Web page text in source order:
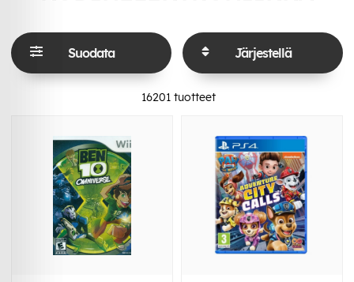
Suodata Järjestellä
16201 tuotteet